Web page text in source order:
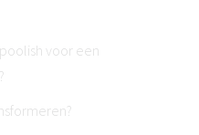
voor een